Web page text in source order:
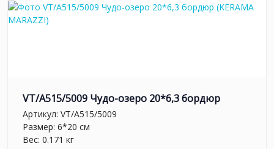
VT/A515/5009 Чудо-озеро 20*6,3 бордюр
Артикул: VT/A515/5009
Размер: 6*20 см
Вес: 0.171 кг